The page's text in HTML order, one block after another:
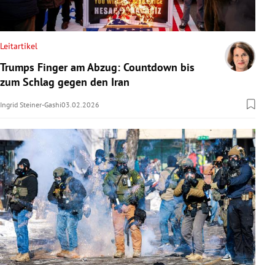
Leitartikel
Trumps Finger am Abzug: Countdown bis
zum Schlag gegen den Iran
Ingrid Steiner-Gashi03.02.2026